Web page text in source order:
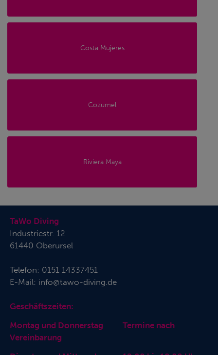
Costa Mujeres
Cozumel
Riviera Maya
TaWo Diving
Industriestr. 12
61440 Oberursel
Telefon: 0151 14337451
E-Mail: info@tawo-diving.de
Geschäftszeiten:
Montag und Donnerstag Termine nach
Vereinbarung